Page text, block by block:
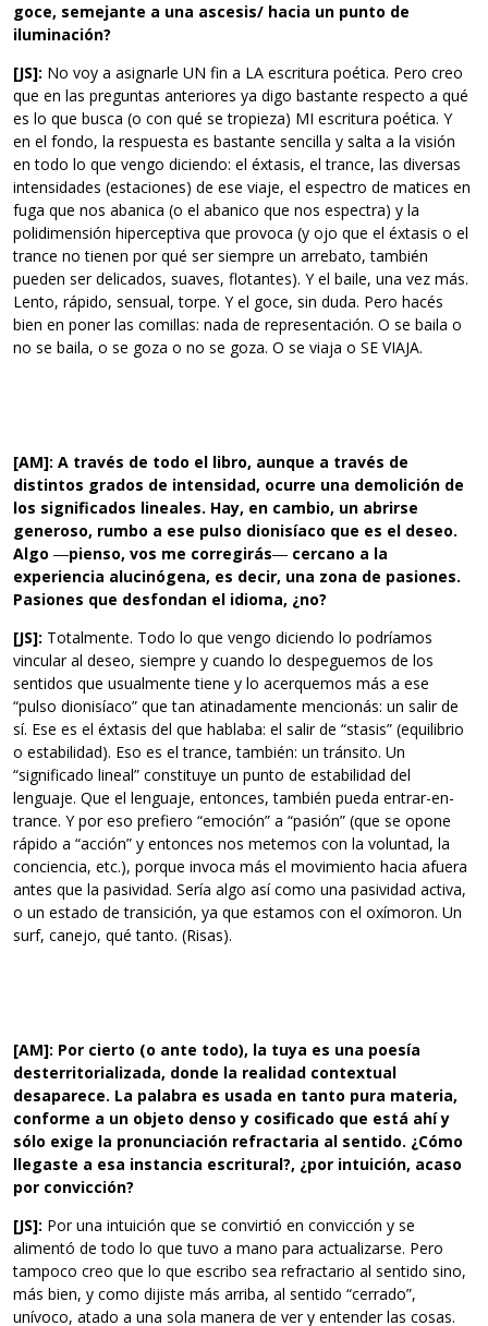
goce, semejante a una ascesis/ hacia un punto de
iluminación?
[JS]: No voy a asignarle UN fin a LA escritura poética. Pero creo
que en las preguntas anteriores ya digo bastante respecto a qué
es lo que busca (o con qué se tropieza) MI escritura poética. Y
en el fondo, la respuesta es bastante sencilla y salta a la visión
en todo lo que vengo diciendo: el éxtasis, el trance, las diversas
intensidades (estaciones) de ese viaje, el espectro de matices en
fuga que nos abanica (o el abanico que nos espectra) y la
polidimensión hiperceptiva que provoca (y ojo que el éxtasis o el
trance no tienen por qué ser siempre un arrebato, también
pueden ser delicados, suaves, flotantes). Y el baile, una vez más.
Lento, rápido, sensual, torpe. Y el goce, sin duda. Pero hacés
bien en poner las comillas: nada de representación. O se baila o
no se baila, o se goza o no se goza. O se viaja o SE VIAJA.
[AM]: A través de todo el libro, aunque a través de
distintos grados de intensidad, ocurre una demolición de
los significados lineales. Hay, en cambio, un abrirse
generoso, rumbo a ese pulso dionisíaco que es el deseo.
Algo ―pienso, vos me corregirás― cercano a la
experiencia alucinógena, es decir, una zona de pasiones.
Pasiones que desfondan el idioma, ¿no?
[JS]: Totalmente. Todo lo que vengo diciendo lo podríamos
vincular al deseo, siempre y cuando lo despeguemos de los
sentidos que usualmente tiene y lo acerquemos más a ese
“pulso dionisíaco” que tan atinadamente mencionás: un salir de
sí. Ese es el éxtasis del que hablaba: el salir de “stasis” (equilibrio
o estabilidad). Eso es el trance, también: un tránsito. Un
“significado lineal” constituye un punto de estabilidad del
lenguaje. Que el lenguaje, entonces, también pueda entrar-en-
trance. Y por eso prefiero “emoción” a “pasión” (que se opone
rápido a “acción” y entonces nos metemos con la voluntad, la
conciencia, etc.), porque invoca más el movimiento hacia afuera
antes que la pasividad. Sería algo así como una pasividad activa,
o un estado de transición, ya que estamos con el oxímoron. Un
surf, canejo, qué tanto. (Risas).
[AM]: Por cierto (o ante todo), la tuya es una poesía
desterritorializada, donde la realidad contextual
desaparece. La palabra es usada en tanto pura materia,
conforme a un objeto denso y cosificado que está ahí y
sólo exige la pronunciación refractaria al sentido. ¿Cómo
llegaste a esa instancia escritural?, ¿por intuición, acaso
por convicción?
[JS]: Por una intuición que se convirtió en convicción y se
alimentó de todo lo que tuvo a mano para actualizarse. Pero
tampoco creo que lo que escribo sea refractario al sentido sino,
más bien, y como dijiste más arriba, al sentido “cerrado”,
unívoco, atado a una sola manera de ver y entender las cosas.